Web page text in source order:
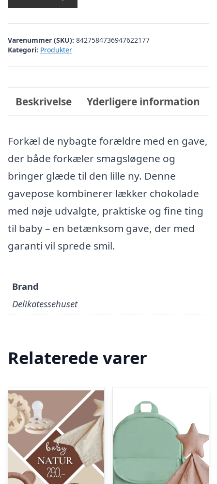
Varenummer (SKU): 8427584736947622177
Kategori: Produkter
Beskrivelse Yderligere information
Forkæl de nybagte forældre med en gave,
der både forkæler smagsløgene og
bringer glæde til den lille ny. Denne
gavepose kombinerer lækker chokolade
med nøje udvalgte, praktiske og fine ting
til baby – en betænksom gave, der med
garanti vil sprede smil.
Brand
Delikatessehuset
Relaterede varer